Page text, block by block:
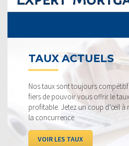
TAUX ACTUELS
Nos taux sont toujours
fiers de pouvoir vous offrir le
profitable. Jetez un coup d’œil à
la concurrence.
VOIR LES TAUX